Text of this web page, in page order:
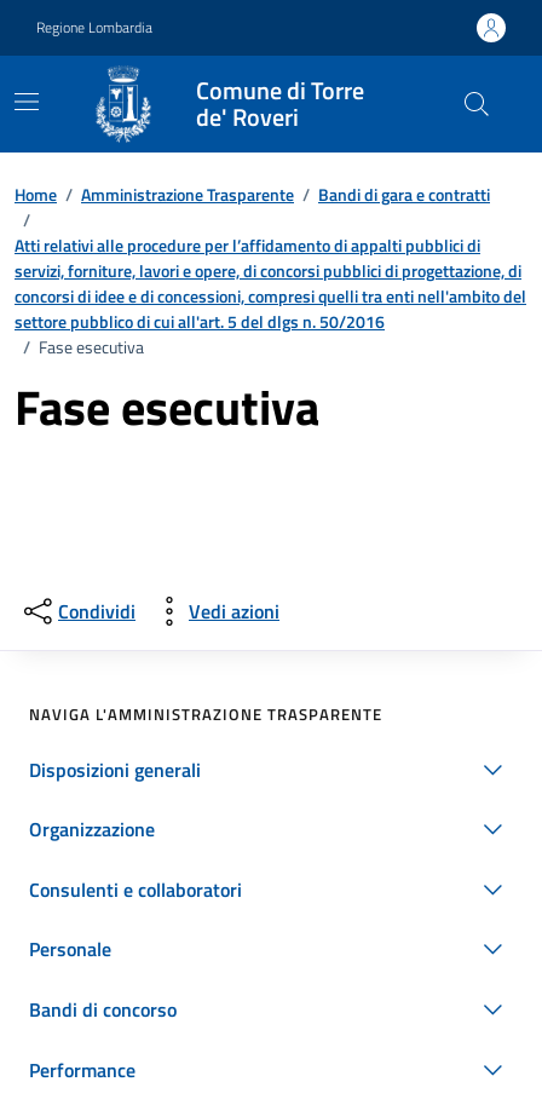
Regione Lombardia
Comune di Torre
de' Roveri
Home / Amministrazione Trasparente / Bandi di gara e contratti
/
Atti relativi alle procedure per l’affidamento di appalti pubblici di
servizi, forniture, lavori e opere, di concorsi pubblici di progettazione, di
concorsi di idee e di concessioni, compresi quelli tra enti nell'ambito del
settore pubblico di cui all'art. 5 del dlgs n. 50/2016
/ Fase esecutiva
Fase esecutiva
Condividi Vedi azioni
NAVIGA L'AMMINISTRAZIONE TRASPARENTE
Disposizioni generali
Organizzazione
Consulenti e collaboratori
Personale
Bandi di concorso
Performance